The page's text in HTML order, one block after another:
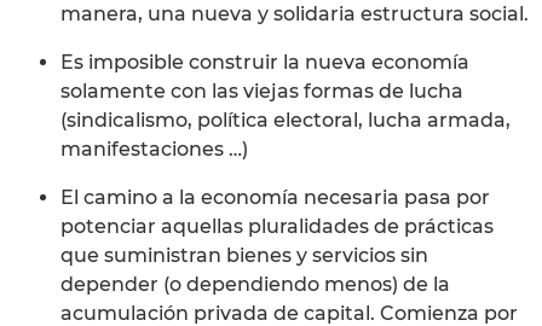
manera, una nueva y solidaria estructura social.
Es imposible construir la nueva economía
solamente con las viejas formas de lucha
(sindicalismo, política electoral, lucha armada,
manifestaciones …)
El camino a la economía necesaria pasa por
potenciar aquellas pluralidades de prácticas
que suministran bienes y servicios sin
depender (o dependiendo menos) de la
acumulación privada de capital. Comienza por